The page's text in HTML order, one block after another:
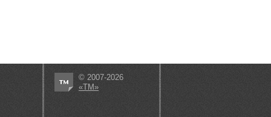
© 2007-2026
«ТМ»